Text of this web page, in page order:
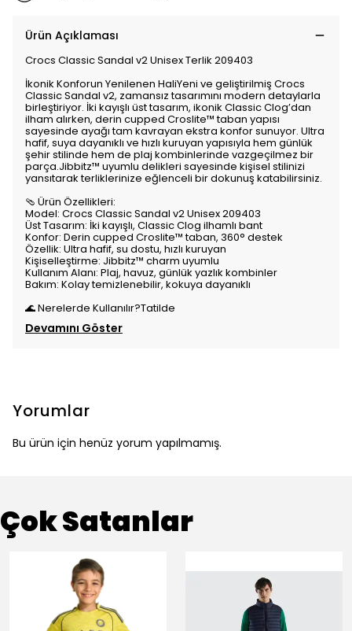
Ürün Açıklaması
Crocs Classic Sandal v2 Unisex Terlik 209403
İkonik Konforun Yenilenen HaliYeni ve geliştirilmiş Crocs
Classic Sandal v2, zamansız tasarımını modern detaylarla
birleştiriyor. İki kayışlı üst tasarım, ikonik Classic Clog’dan
ilham alırken, derin cupped Croslite™ taban yapısı
sayesinde ayağı tam kavrayan ekstra konfor sunuyor. Ultra
hafif, suya dayanıklı ve hızlı kuruyan yapısıyla hem günlük
şehir stilinde hem de plaj kombinlerinde vazgeçilmez bir
parça.Jibbitz™ uyumlu delikleri sayesinde kişisel stilinizi
yansıtarak terliklerinize eğlenceli bir dokunuş katabilirsiniz.
🩴 Ürün Özellikleri:
Model: Crocs Classic Sandal v2 Unisex 209403
Üst Tasarım: İki kayışlı, Classic Clog ilhamlı bant
Konfor: Derin cupped Croslite™ taban, 360° destek
Özellik: Ultra hafif, su dostu, hızlı kuruyan
Kişiselleştirme: Jibbitz™ charm uyumlu
Kullanım Alanı: Plaj, havuz, günlük yazlık kombinler
Bakım: Kolay temizlenebilir, kokuya dayanıklı
🌊 Nerelerde Kullanılır?Tatilde
Devamını Göster
Yorumlar
Bu ürün için henüz yorum yapılmamış.
Çok Satanlar